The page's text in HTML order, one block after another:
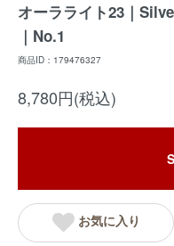
オーラライト23｜
｜No.1
商品ID：179476327
8,780円(税込)
お気に入り